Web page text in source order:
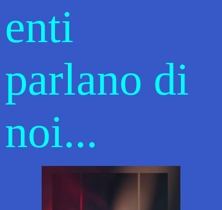
enti
parlano di
noi...